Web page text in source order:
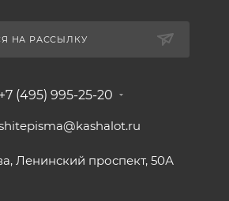
НА РАССЫЛКУ
+7 (495) 995-25-20​
Ленинский проспект, 50А​